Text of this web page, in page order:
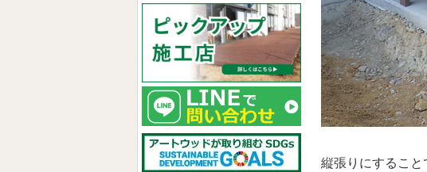
縦張りにすること